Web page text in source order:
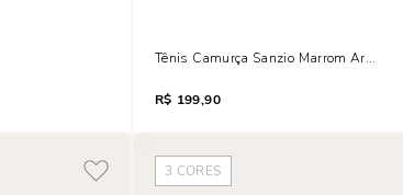
Tênis Camurça Sanzio Marrom Argila
R$ 199,90
3 CORES